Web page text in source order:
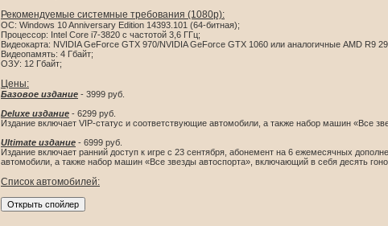
Рекомендуемые системные требования (1080p):
ОС: Windows 10 Anniversary Edition 14393.101 (64-битная);
Процессор: Intel Core i7-3820 с частотой 3,6 ГГц;
Видеокарта: NVIDIA GeForce GTX 970/NVIDIA GeForce GTX 1060 или аналогичные AMD R9
Видеопамять: 4 Гбайт;
ОЗУ: 12 Гбайт;
Цены:
Базовое издание - 3999 руб.
Deluxe издание - 6299 руб.
Издание включает VIP-статус и соответствующие автомобили, а также набор машин «Все
Ultimate издание - 6999 руб.
Издание включает ранний доступ к игре с 23 сентября, абонемент на 6 ежемесячных
автомобили, а также набор машин «Все звезды автоспорта», включающий в себя десять
Список автомобилей: